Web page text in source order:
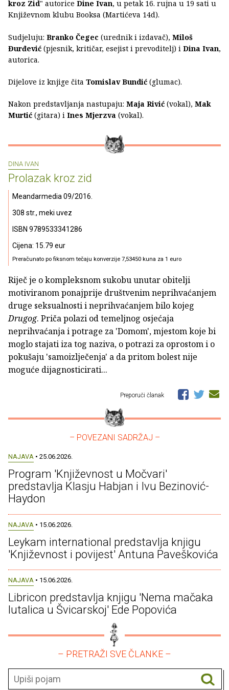
kroz Zid" autorice Dine Ivan, u petak 16. rujna u 19 sati u
Književnom klubu Booksa (Martićeva 14d).
Sudjeluju: Branko Čegec (urednik i izdavač), Miloš
Đurđević (pjesnik, kritičar, esejist i prevoditelj) i Dina Ivan,
autorica.
Dijelove iz knjige čita Tomislav Bundić (glumac).
Nakon predstavljanja nastupaju: Maja Rivić (vokal), Mak
Murtić (gitara) i Ines Mjerzva (vokal).
DINA IVAN
Prolazak kroz zid
Meandarmedia 09/2016.
308 str., meki uvez
ISBN 9789533341286
Cijena: 15.79 eur
Preračunato po fiksnom tečaju konverzije 7,53450 kuna za 1 euro
Riječ je o kompleksnom sukobu unutar obitelji
motiviranom ponajprije društvenim neprihvaćanjem
druge seksualnosti i neprihvaćanjem bilo kojeg
Drugog. Priča polazi od temeljnog osjećaja
neprihvaćanja i potrage za 'Domom', mjestom koje bi
moglo stajati iza tog naziva, o potrazi za oprostom i o
pokušaju 'samoizlječenja' a da pritom bolest nije
moguće dijagnosticirati...
Preporuči članak
– POVEZANI SADRŽAJ –
NAJAVA • 25.06.2026.
Program 'Književnost u Močvari'
predstavlja Klasju Habjan i Ivu Bezinović-
Haydon
NAJAVA • 15.06.2026.
Leykam international predstavlja knjigu
'Književnost i povijest' Antuna Paveškovića
NAJAVA • 15.06.2026.
Libricon predstavlja knjigu 'Nema mačaka
lutalica u Švicarskoj' Ede Popovića
– PRETRAŽI SVE ČLANKE –